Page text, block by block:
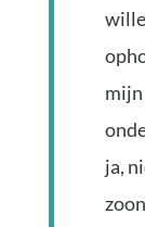
mijn
ja,